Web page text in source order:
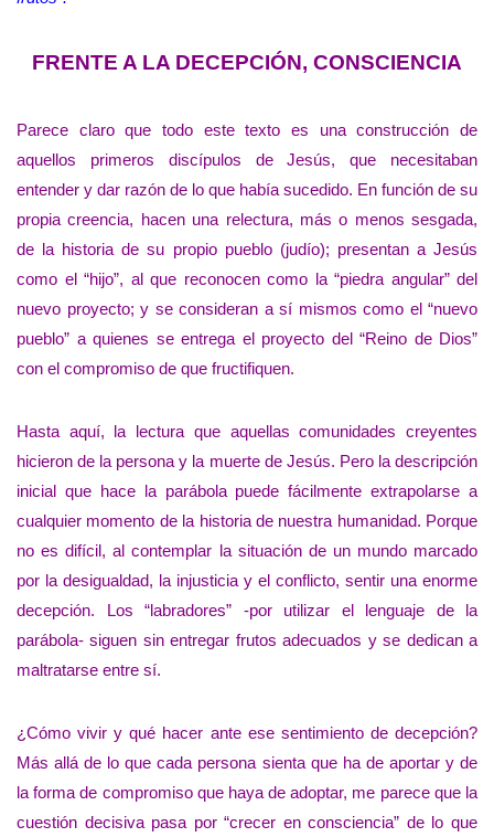
FRENTE A LA DECEPCIÓN, CONSCIENCIA
Parece claro que todo este texto es una construcción de
aquellos primeros discípulos de Jesús, que necesitaban
entender y dar razón de lo que había sucedido. En función de su
propia creencia, hacen una relectura, más o menos sesgada,
de la historia de su propio pueblo (judío); presentan a Jesús
como el “hijo”, al que reconocen como la “piedra angular” del
nuevo proyecto; y se consideran a sí mismos como el “nuevo
pueblo” a quienes se entrega el proyecto del “Reino de Dios”
con el compromiso de que fructifiquen.
Hasta aquí, la lectura que aquellas comunidades creyentes
hicieron de la persona y la muerte de Jesús. Pero la descripción
inicial que hace la parábola puede fácilmente extrapolarse a
cualquier momento de la historia de nuestra humanidad. Porque
no es difícil, al contemplar la situación de un mundo marcado
por la desigualdad, la injusticia y el conflicto, sentir una enorme
decepción. Los “labradores” -por utilizar el lenguaje de la
parábola- siguen sin entregar frutos adecuados y se dedican a
maltratarse entre sí.
¿Cómo vivir y qué hacer ante ese sentimiento de decepción?
Más allá de lo que cada persona sienta que ha de aportar y de
la forma de compromiso que haya de adoptar, me parece que la
cuestión decisiva pasa por “crecer en consciencia” de lo que